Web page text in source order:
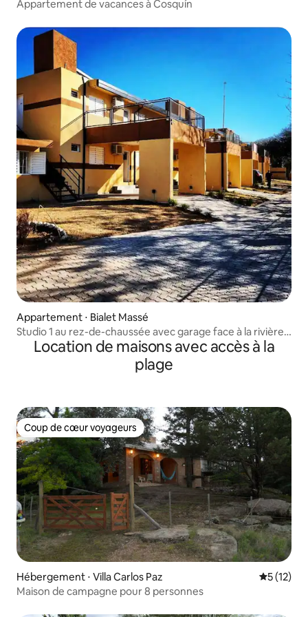
Appartement de vacances à Cosquín
Appartement ⋅ Bialet Massé
Studio 1 au rez-de-chaussée avec garage face à la rivière
Cosquín
Location de maisons avec accès à la
plage
Coup de cœur voyageurs
Coup de cœur voyageurs
Hébergement ⋅ Villa Carlos Paz
5 (12)
Maison de campagne pour 8 personnes